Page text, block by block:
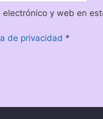
y web en
de privacidad *